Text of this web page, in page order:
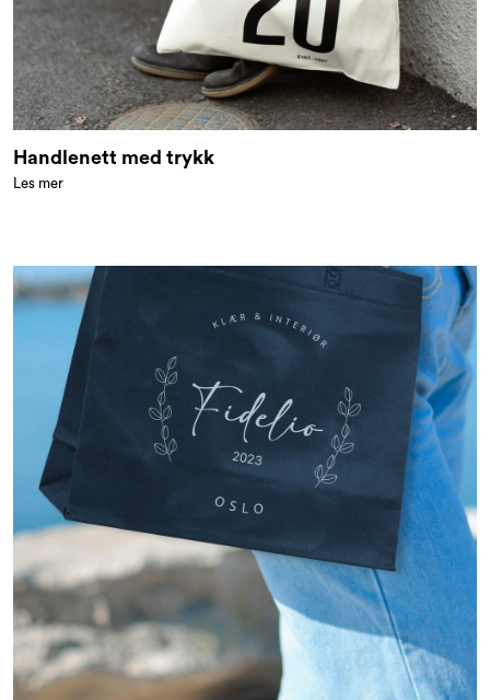
Handlenett med trykk
Les mer